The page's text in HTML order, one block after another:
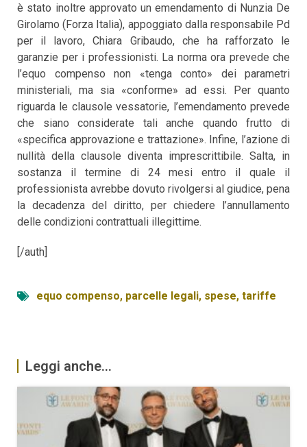
è stato inoltre approvato un emendamento di Nunzia De
Girolamo (Forza Italia), appoggiato dalla responsabile Pd
per il lavoro, Chiara Gribaudo, che ha rafforzato le
garanzie per i professionisti. La norma ora prevede che
l’equo compenso non «tenga conto» dei parametri
ministeriali, ma sia «conforme» ad essi. Per quanto
riguarda le clausole vessatorie, l’emendamento prevede
che siano considerate tali anche quando frutto di
«specifica approvazione e trattazione». Infine, l’azione di
nullità della clausole diventa imprescrittibile. Salta, in
sostanza il termine di 24 mesi entro il quale il
professionista avrebbe dovuto rivolgersi al giudice, pena
la decadenza del diritto, per chiedere l’annullamento
delle condizioni contrattuali illegittime.
[/auth]
equo compenso, parcelle legali, spese, tariffe
Leggi anche...